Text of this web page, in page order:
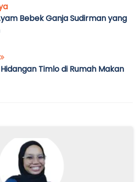
Bebek Ganja Sudirman yang
Timlo di Rumah Makan